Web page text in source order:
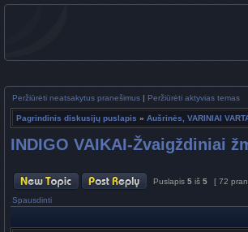
Peržiūrėti neatsakytus pranešimus | Peržiūrėti aktyvias temas
Pagrindinis diskusijų puslapis » Aušrinės, VARINIAI
INDIGO VAIKAI-Žvaigždiniai
Puslapis 5 iš 5 [ 72
Spausdinti